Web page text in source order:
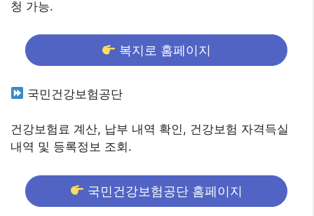
청 가능.
복지로 홈페이지
국민건강보험공단
건강보험료 계산, 납부 내역 확인, 건강보험 자격득실
내역 및 등록정보 조회.
국민건강보험공단 홈페이지